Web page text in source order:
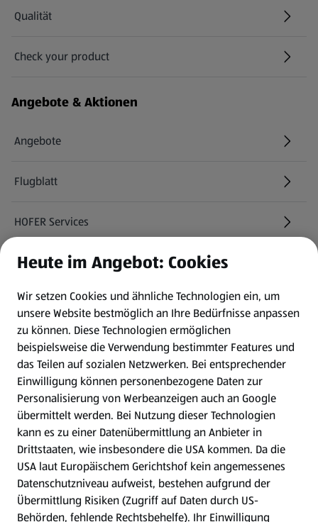
Qualität
Check your product
(öffnet in einem neuen Tab)
Angebote & Aktionen
Angebote
Flugblatt
HOFER Services
Newsletter
WhatsApp
Gewinnspiele
Mein HOFER. Meine Einkäufe.
Meine Meinung. Mein HOFER.
Gutscheingroßbestellung
(öffnet in einem neuen Tab)
Folge uns hier:
Heute im Angebot: Cookies
Wir setzen Cookies und ähnliche Technologien ein, um
unsere Website bestmöglich an Ihre Bedürfnisse anpassen
zu können. Diese Technologien ermöglichen
beispielsweise die Verwendung bestimmter Features und
das Teilen auf sozialen Netzwerken. Bei entsprechender
Einwilligung können personenbezogene Daten zur
Personalisierung von Werbeanzeigen auch an Google
übermittelt werden. Bei Nutzung dieser Technologien
kann es zu einer Datenübermittlung an Anbieter in
Drittstaaten, wie insbesondere die USA kommen. Da die
USA laut Europäischem Gerichtshof kein angemessenes
Datenschutzniveau aufweist, bestehen aufgrund der
Übermittlung Risiken (Zugriff auf Daten durch US-
Behörden, fehlende Rechtsbehelfe). Ihr Einwilligung